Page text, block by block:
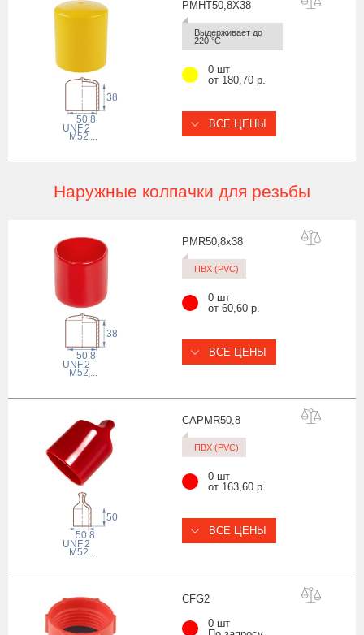
PMHT50,8X38
Выдерживает до
220 °С
50.8
38
,...
M52
UNF 2
0 шт
от 180,70 р.
ВСЕ ЦЕНЫ
Наружные колпачки для резьбы
PMR50,8x38
ПВХ (PVC)
50.8
38
,...
M52
UNF 2
0 шт
от 60,60 р.
ВСЕ ЦЕНЫ
CAPMR50,8
ПВХ (PVC)
M52,...
50
UNF 2
50.8
0 шт
от 163,60 р.
ВСЕ ЦЕНЫ
CFG2
0 шт